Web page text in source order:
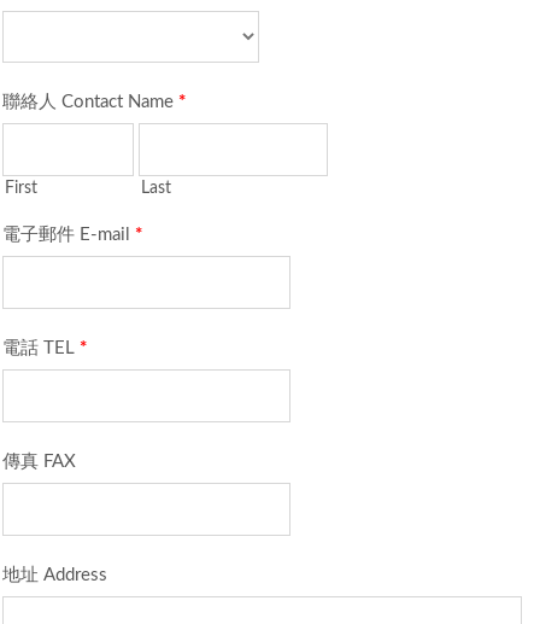
聯絡人 Contact Name *
First Last
電子郵件 E-mail *
電話 TEL *
傳真 FAX
地址 Address